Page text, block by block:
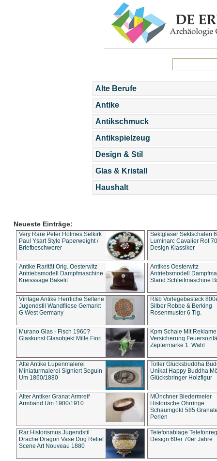
Alte Berufe
Antike
Antikschmuck
Antikspielzeug
Design & Stil
Glas & Kristall
Haushalt
Neueste Einträge:
Very Rare Peter Holmes Selkirk
Paul Ysart Style Paperweight /
Briefbeschwerer
Sektgläser Sektschalen
Luminarc Cavalier Rot
Design Klassiker
Antike Rarität Orig. Oesterwitz
Antriebsmodell Dampfmaschine
Kreisssäge Bakelit
Antikes Oesterwitz
Antriebsmodell
Stand Schleifmaschine
Vintage Antike Herrliche Seltene
Jugendstil Wandfliese Gemarkt
G West Germany
R&b Vorlegebesteck
Silber Robbe & Berking
Rosenmuster 6 Tlg.
Murano Glas - Fisch 1960?
Glaskunst Glasobjekt Mille Fiori
Kpm Schale Mit Reklame
Versicherung
Zeptermarke 1. Wahl
Alte Antike Lupenmalerei
Miniaturmalerei Signiert Seguin
Um 1860/1880
Toller Glücksbuddha
Unikat Happy Buddha
Glücksbringer Holzfigur
Alter Antiker Granat Armreif
Armband Um 1900/1910
MÜnchner Biedermeier
Historische Ohrringe
Schaumgold 585
Perlen
Rar Historismus Jugendstil
Drache Dragon Vase Dog Relief
Scene Art Nouveau 1880
Telefonablage
Design 60er 70er Jahre